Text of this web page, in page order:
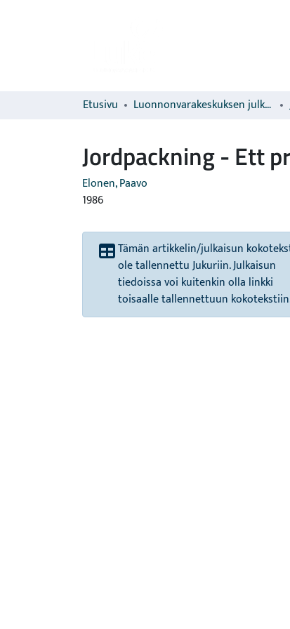
Etusivu Luonnonvarakeskuksen julkaisut
Jordpackning - Ett
Elonen, Paavo
1986
Tämän artikkelin/julkaisun
ole tallennettu Jukuriin. Julkaisun
tiedoissa voi kuitenkin olla linkki
toisaalle tallennettuun